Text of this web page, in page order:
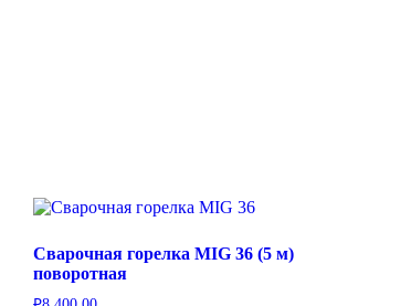
Сварочная горелка MIG 36 (5 м)
поворотная